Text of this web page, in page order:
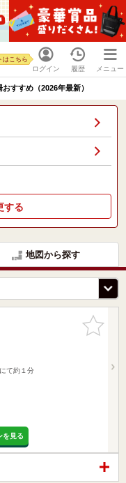
ログイン
はこちら
履歴 メニュー
すすめ（2026年最新）
する
地図から探す
お気に入
りに追加
て約１分
を見る